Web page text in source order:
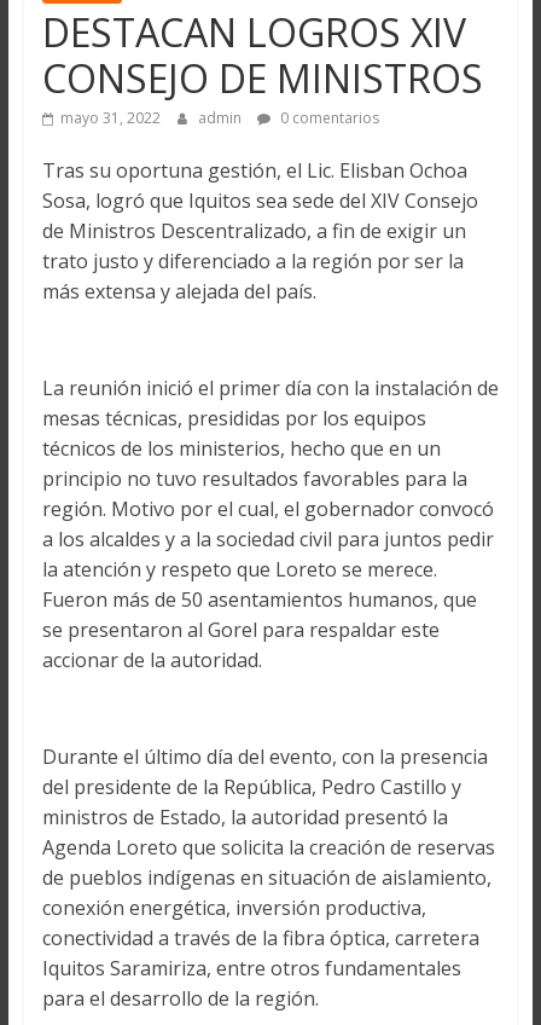
DESTACAN LOGROS XIV
CONSEJO DE MINISTROS
mayo 31, 2022 admin 0 comentarios
Tras su oportuna gestión, el Lic. Elisban Ochoa
Sosa, logró que Iquitos sea sede del XIV Consejo
de Ministros Descentralizado, a fin de exigir un
trato justo y diferenciado a la región por ser la
más extensa y alejada del país.
La reunión inició el primer día con la instalación de
mesas técnicas, presididas por los equipos
técnicos de los ministerios, hecho que en un
principio no tuvo resultados favorables para la
región. Motivo por el cual, el gobernador convocó
a los alcaldes y a la sociedad civil para juntos pedir
la atención y respeto que Loreto se merece.
Fueron más de 50 asentamientos humanos, que
se presentaron al Gorel para respaldar este
accionar de la autoridad.
Durante el último día del evento, con la presencia
del presidente de la República, Pedro Castillo y
ministros de Estado, la autoridad presentó la
Agenda Loreto que solicita la creación de reservas
de pueblos indígenas en situación de aislamiento,
conexión energética, inversión productiva,
conectividad a través de la fibra óptica, carretera
Iquitos Saramiriza, entre otros fundamentales
para el desarrollo de la región.